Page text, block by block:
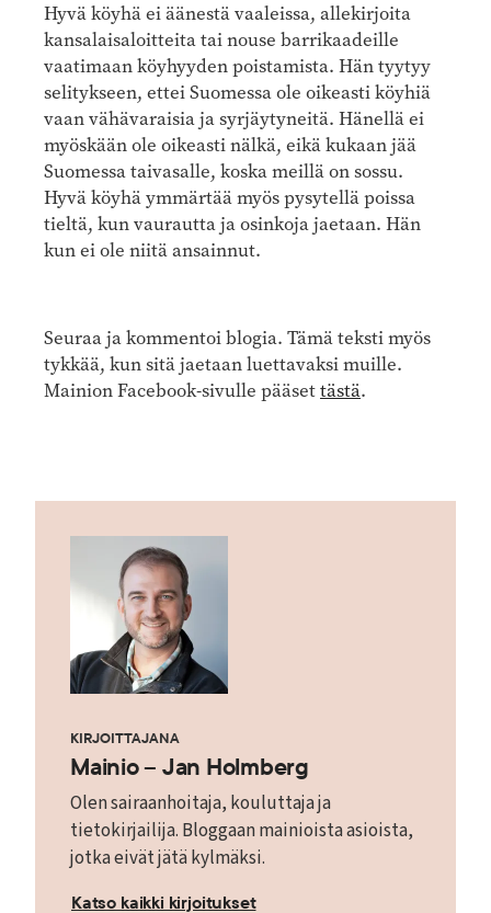
Hyvä köyhä ei äänestä vaaleissa, allekirjoita
kansalaisaloitteita tai nouse barrikaadeille
vaatimaan köyhyyden poistamista. Hän tyytyy
selitykseen, ettei Suomessa ole oikeasti köyhiä
vaan vähävaraisia ja syrjäytyneitä. Hänellä ei
myöskään ole oikeasti nälkä, eikä kukaan jää
Suomessa taivasalle, koska meillä on sossu.
Hyvä köyhä ymmärtää myös pysytellä poissa
tieltä, kun vaurautta ja osinkoja jaetaan. Hän
kun ei ole niitä ansainnut.
Seuraa ja kommentoi blogia. Tämä teksti myös
tykkää, kun sitä jaetaan luettavaksi muille.
Mainion Facebook-sivulle pääsettästä.
KIRJOITTAJANA
Mainio – Jan Holmberg
Olen sairaanhoitaja, kouluttaja ja
tietokirjailija. Bloggaan mainioista asioista,
jotka eivät jätä kylmäksi.
Katso kaikki kirjoitukset